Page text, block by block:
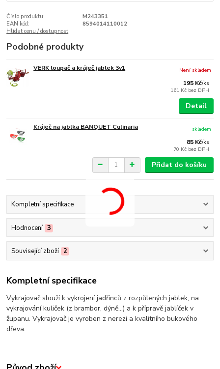
Číslo produktu:
M243351
EAN kód:
8594014110012
Hlídat cenu / dostupnost
Podobné produkty
VERK loupač a kráječ jablek 3v1
195 Kč/ks
161 Kč bez DPH
Není skladem
Detail
Kráječ na jablka BANQUET Culinaria
85 Kč/ks
70 Kč bez DPH
skladem
Přidat do košíku
Kompletní specifikace
Hodnocení 3
Související zboží 2
Kompletní specifikace
Vykrajovač slouží k vykrojení jadřinců z rozpůlených jablek, na
vykrajování kuliček (z brambor, dýně...) a k přípravě jablíček v
županu. Vykrajovač je vyroben z nerezi a kvalitního bukového
dřeva.